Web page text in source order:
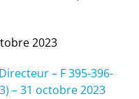
2023
– F 395-396-
– 31 octobre 2023